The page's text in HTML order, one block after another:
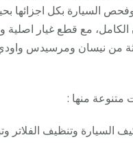
السيارة بكل اجزائها
الكامل، مع قطع غيار اصلية
من نيسان ومرسيدس
متنوعة منها :
السيارة وتنظيف الفلاتر